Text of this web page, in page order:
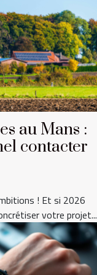
au Mans :
contacter
! Et si 2026
votre projet...